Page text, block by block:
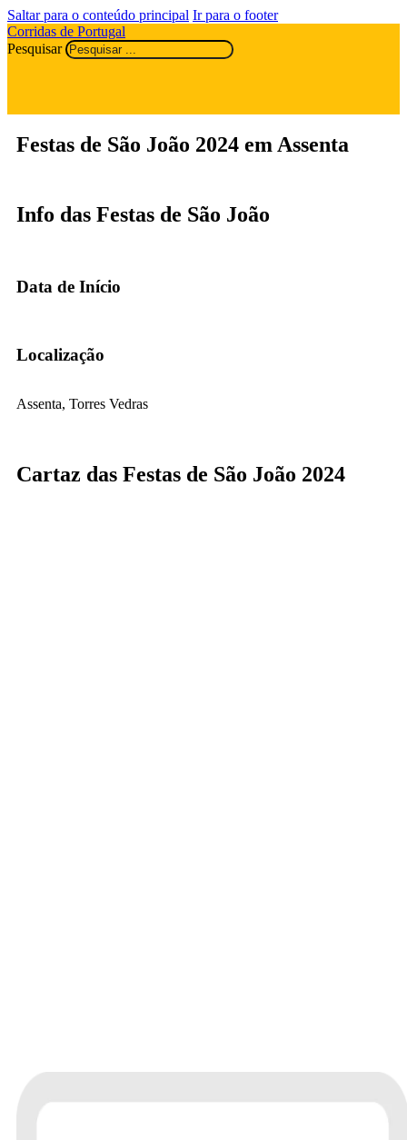
Saltar para o conteúdo principal Ir para o footer
Corridas de Portugal
Pesquisar
Festas de São João 2024 em Assenta
Info das Festas de São João
Data de Início
Localização
Assenta, Torres Vedras
Cartaz das Festas de São João 2024